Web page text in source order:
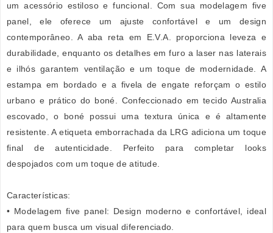
um acessório estiloso e funcional. Com sua modelagem five
panel, ele oferece um ajuste confortável e um design
contemporâneo. A aba reta em E.V.A. proporciona leveza e
durabilidade, enquanto os detalhes em furo a laser nas laterais
e ilhós garantem ventilação e um toque de modernidade. A
estampa em bordado e a fivela de engate reforçam o estilo
urbano e prático do boné. Confeccionado em tecido Australia
escovado, o boné possui uma textura única e é altamente
resistente. A etiqueta emborrachada da LRG adiciona um toque
final de autenticidade. Perfeito para completar looks
despojados com um toque de atitude.
Características:
• Modelagem five panel: Design moderno e confortável, ideal
para quem busca um visual diferenciado.